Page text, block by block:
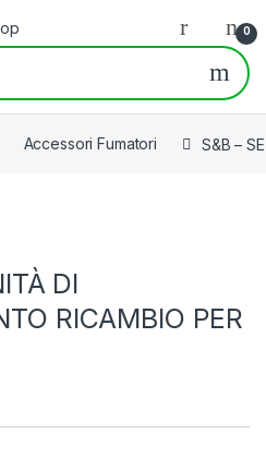
0
Accessori Fumatori S&B –
DI
RICAMBIO PER